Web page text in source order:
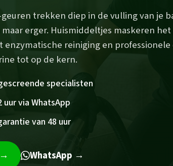
trekken diep in de vulling van je
erger. Huismiddeltjes maskeren
enzymatische reiniging en
tot op de kern.
specialisten
via WhatsApp
van 48 uur
→ WhatsApp →